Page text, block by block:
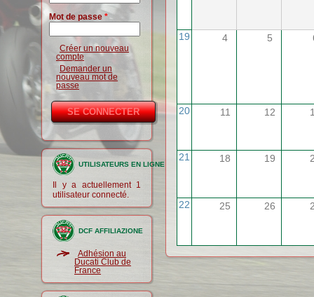
Mot de passe *
Créer un nouveau
compte
Demander un
nouveau mot de
passe
UTILISATEURS EN LIGNE
Il y a actuellement 1
utilisateur connecté.
DCF AFFILIAZIONE
Adhésion au
Ducati Club de
France
19 4 5
20 11 12
21 18 19
22 25 26